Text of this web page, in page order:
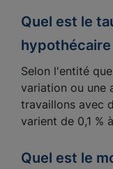
Quel est le
hypothécaire
Selon l'entité
variation ou une
travaillons avec
varient de 0,1 %
Quel est le